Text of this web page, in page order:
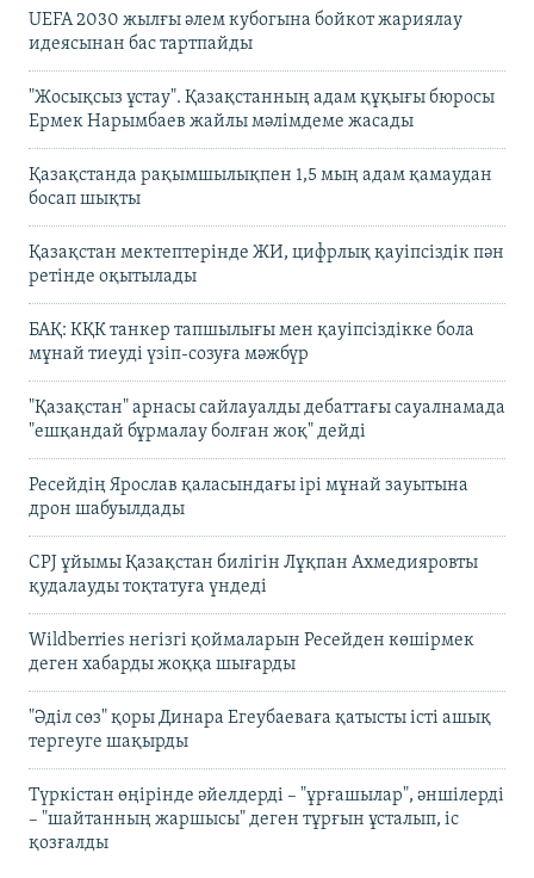
UEFA 2030 жылғы әлем кубогына бойкот жариялау
идеясынан бас тартпайды
"Жосықсыз ұстау". Қазақстанның адам құқығы бюросы
Ермек Нарымбаев жайлы мәлімдеме жасады
Қазақстанда рақымшылықпен 1,5 мың адам қамаудан
босап шықты
Қазақстан мектептерінде ЖИ, цифрлық қауіпсіздік пән
ретінде оқытылады
БАҚ: КҚК танкер тапшылығы мен қауіпсіздікке бола
мұнай тиеуді үзіп-созуға мәжбүр
"Қазақстан" арнасы сайлауалды дебаттағы сауалнамада
"ешқандай бұрмалау болған жоқ" дейді
Ресейдің Ярослав қаласындағы ірі мұнай зауытына
дрон шабуылдады
CPJ ұйымы Қазақстан билігін Лұқпан Ахмедияровты
қудалауды тоқтатуға үндеді
Wildberries негізгі қоймаларын Ресейден көшірмек
деген хабарды жоққа шығарды
"Әділ сөз" қоры Динара Егеубаеваға қатысты істі ашық
тергеуге шақырды
Түркістан өңірінде әйелдерді – "ұрғашылар", әншілерді
– "шайтанның жаршысы" деген тұрғын ұсталып, іс
қозғалды